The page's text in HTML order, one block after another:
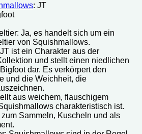
: JT
Ja, es handelt sich um ein
von Squishmallows.
ist ein Charakter aus der
und stellt einen niedlichen
dar. Es verkörpert den
und die Weichheit, die
aus weichem, flauschigem
charakteristisch ist.
Sammeln, Kuscheln und als